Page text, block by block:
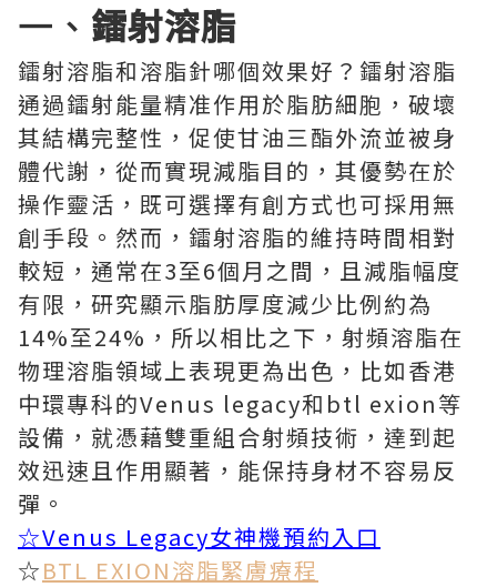
一、 鐳射溶脂
鐳射溶脂和溶脂針哪個效果好？鐳射溶脂
通過鐳射能量精准作用於脂肪細胞，破壞
其結構完整性，促使甘油三酯外流並被身
體代謝，從而實現減脂目的，其優勢在於
操作靈活，既可選擇有創方式也可採用無
創手段。然而，鐳射溶脂的維持時間相對
較短，通常在3至6個月之間，且減脂幅度
有限，研究顯示脂肪厚度減少比例約為
14%至24%，所以相比之下，射頻溶脂在
物理溶脂領域上表現更為出色，比如香港
中環專科的Venus legacy和btl exion等
設備，就憑藉雙重組合射頻技術，達到起
效迅速且作用顯著，能保持身材不容易反
彈。
☆Venus Legacy女神機預約入口
☆BTL EXION溶脂緊膚療程